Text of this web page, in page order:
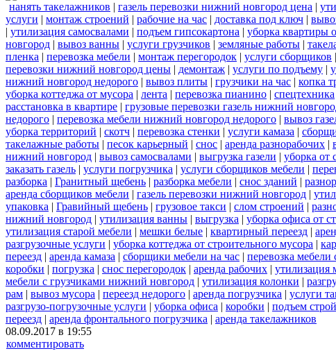
нанять такелажников | газель перевозки нижний новгород цена |
услуги | монтаж строений | рабочие на час | доставка под ключ |
| утилизация самосвалами | подъем гипсокартона | уборка квартиры
новгород | вывоз ванны | услуги грузчиков | земляные работы |
пленка | перевозка мебели | монтаж перегородок | услуги сборщиков |
перевозки нижний новгород цены | демонтаж | услуги по подъему |
нижний новгород недорого | вывоз плиты | грузчики на час | копка
уборка коттеджа от мусора | лента | перевозка пианино | спецтехника
расстановка в квартире | грузовые перевозки газель нижний
недорого | перевозка мебели нижний новгород недорого | вывоз
уборка территорий | скотч | перевозка стенки | услуги камаза |
такелажные работы | песок карьерный | снос | аренда разнорабочих |
нижний новгород | вывоз самосвалами | выгрузка газели | уборка от
заказать газель | услуги погрузчика | услуги сборщиков мебели |
разборка | Гранитный щебень | разборка мебели | снос зданий |
аренда сборщиков мебели | газель перевозки нижний новгород |
упаковка | Гравийный щебень | грузовое такси | слом строений |
нижний новгород | утилизация ванны | выгрузка | уборка офиса от
утилизация старой мебели | мешки белые | квартирный переезд |
разгрузочные услуги | уборка коттеджа от строительного мусора |
переезд | аренда камаза | сборщики мебели на час | перевозка
коробки | погрузка | снос перегородок | аренда рабочих | утилизация
мебели с грузчиками нижний новгород | утилизация колонки |
рам | вывоз мусора | переезд недорого | аренда погрузчика | услуги
разгрузо-погрузочные услуги | уборка офиса | коробки | подъем
переезд | аренда фронтального погрузчика | аренда такелажников
08.09.2017 в 19:55
комментировать